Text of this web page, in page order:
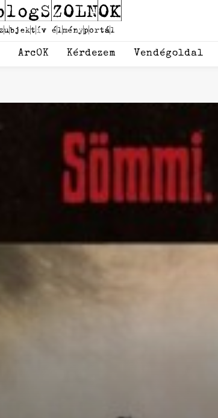
ArcOK Kérdezem Vendégoldal